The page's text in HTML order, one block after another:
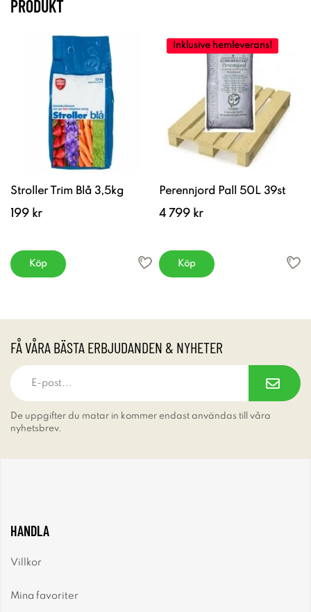
PRODUKT
Stroller Trim Blå 3,5kg
199 kr
Köp
Inklusive hemleverans!
Perennjord Pall 50L 39st
4 799 kr
Köp
FÅ VÅRA BÄSTA ERBJUDANDEN & NYHETER
De uppgifter du matar in kommer endast användas till våra
nyhetsbrev.
HANDLA
Villkor
Mina favoriter